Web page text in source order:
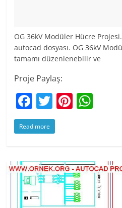
OG 36kV Modüler Hücre
autocad dosyası. OG 36kV
tamamı düzenlenebilir ve
Proje Paylaş:
F
a
c
b
o
o
T
w
itt
Pi
st A
p
p
Read more